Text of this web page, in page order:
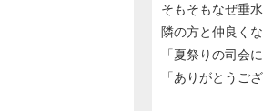
そもそもなぜ垂
隣の方と仲良く
「夏祭りの司会
「ありがとうご